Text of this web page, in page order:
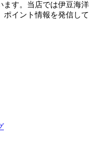
ます。当店では伊豆海洋
ポイント情報を発信して